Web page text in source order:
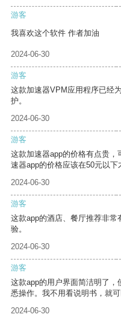
游客
我喜欢这个软件 作者加油
2024-06-30
游客
这款加速器VPM应用程序已经
护。
2024-06-30
游客
这款加速器app的价格有点贵
速器app的价格应该在50元以下
2024-06-30
游客
这款app的酒店、餐厅推荐非
验。
2024-06-30
游客
这款app的用户界面简洁明了
悉操作。我不用看说明书，就可
2024-06-30